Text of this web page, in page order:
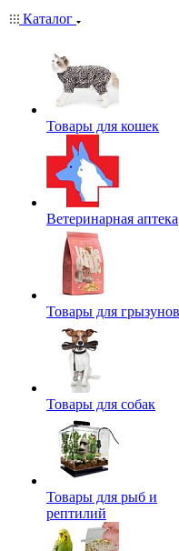
Каталог
Товары для кошек
Ветеринарная аптека
Товары для грызунов
Товары для собак
Товары для рыб и
рептилий